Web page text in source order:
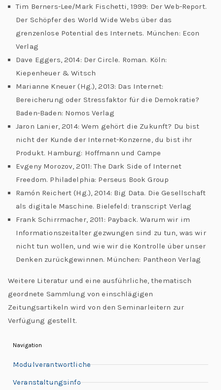
Tim Berners-Lee/Mark Fischetti, 1999: Der Web-Report.
Der Schöpfer des World Wide Webs über das
grenzenlose Potential des Internets. München: Econ
Verlag
Dave Eggers, 2014: Der Circle. Roman. Köln:
Kiepenheuer & Witsch
Marianne Kneuer (Hg.), 2013: Das Internet:
Bereicherung oder Stressfaktor für die Demokratie?
Baden-Baden: Nomos Verlag
Jaron Lanier, 2014: Wem gehört die Zukunft? Du bist
nicht der Kunde der Internet-Konzerne, du bist ihr
Produkt. Hamburg: Hoffmann und Campe
Evgeny Morozov, 2011: The Dark Side of Internet
Freedom. Philadelphia: Perseus Book Group
Ramón Reichert (Hg.), 2014: Big Data. Die Gesellschaft
als digitale Maschine. Bielefeld: transcript Verlag
Frank Schirrmacher, 2011: Payback. Warum wir im
Informationszeitalter gezwungen sind zu tun, was wir
nicht tun wollen, und wie wir die Kontrolle über unser
Denken zurückgewinnen. München: Pantheon Verlag
Weitere Literatur und eine ausführliche, thematisch
geordnete Sammlung von einschlägigen
Zeitungsartikeln wird von den Seminarleitern zur
Verfügung gestellt.
Navigation
Modulverantwortliche
Veranstaltungsinfo